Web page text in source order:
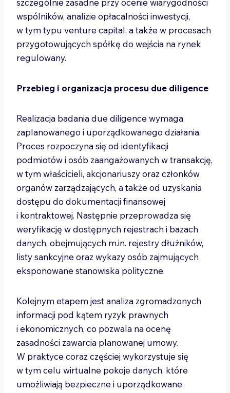
szczególnie zasadne przy ocenie wiarygodności
wspólników, analizie opłacalności inwestycji,
w tym typu venture capital, a także w procesach
przygotowujących spółkę do wejścia na rynek
regulowany.
Przebieg i organizacja procesu due diligence
Realizacja badania due diligence wymaga
zaplanowanego i uporządkowanego działania.
Proces rozpoczyna się od identyfikacji
podmiotów i osób zaangażowanych w transakcję,
w tym właścicieli, akcjonariuszy oraz członków
organów zarządzających, a także od uzyskania
dostępu do dokumentacji finansowej
i kontraktowej. Następnie przeprowadza się
weryfikację w dostępnych rejestrach i bazach
danych, obejmujących m.in. rejestry dłużników,
listy sankcyjne oraz wykazy osób zajmujących
eksponowane stanowiska polityczne.
Kolejnym etapem jest analiza zgromadzonych
informacji pod kątem ryzyk prawnych
i ekonomicznych, co pozwala na ocenę
zasadności zawarcia planowanej umowy.
W praktyce coraz częściej wykorzystuje się
w tym celu wirtualne pokoje danych, które
umożliwiają bezpieczne i uporządkowane